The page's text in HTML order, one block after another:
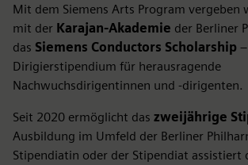
Mit dem Siemens Arts Program vergeben
mit der Karajan-Akademie der Berliner
das Siemens Conductors Scholarship
Dirigierstipendium für herausragende
Nachwuchsdirigentinnen und -dirigenten.
Seit 2020 ermöglicht das zweijährige
Ausbildung im Umfeld der Berliner
Stipendiatin oder der Stipendiat assistiert